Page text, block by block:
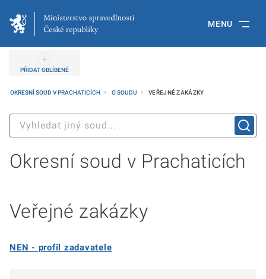
MENU
PŘIDAT OBLÍBENÉ
OKRESNÍ SOUD V PRACHATICÍCH O SOUDU VEŘEJNÉ ZAKÁZKY
Okresní soud v Prachaticích
Veřejné zakázky
NEN - profil zadavatele